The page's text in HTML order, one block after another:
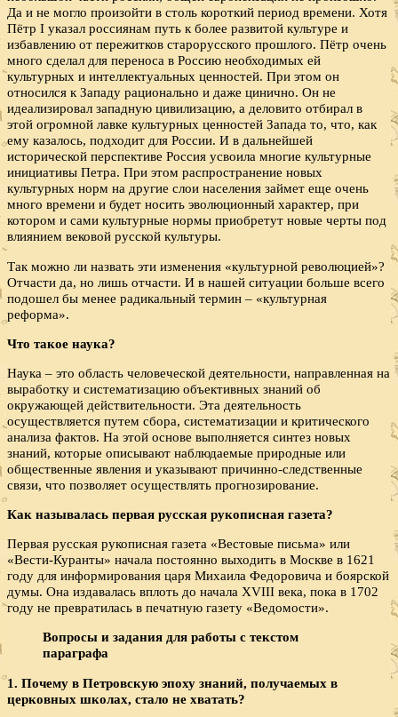
Да и не могло произойти в столь короткий период времени. Хотя
Пётр I указал россиянам путь к более развитой культуре и
избавлению от пережитков старорусского прошлого. Пётр очень
много сделал для переноса в Россию необходимых ей
культурных и интеллектуальных ценностей. При этом он
относился к Западу рационально и даже цинично. Он не
идеализировал западную цивилизацию, а деловито отбирал в
этой огромной лавке культурных ценностей Запада то, что, как
ему казалось, подходит для России. И в дальнейшей
исторической перспективе Россия усвоила многие культурные
инициативы Петра. При этом распространение новых
культурных норм на другие слои населения займет еще очень
много времени и будет носить эволюционный характер, при
котором и сами культурные нормы приобретут новые черты под
влиянием вековой русской культуры.
Так можно ли назвать эти изменения «культурной революцией»?
Отчасти да, но лишь отчасти. И в нашей ситуации больше всего
подошел бы менее радикальный термин – «культурная
реформа».
Что такое наука?
Наука – это область человеческой деятельности, направленная на
выработку и систематизацию объективных знаний об
окружающей действительности. Эта деятельность
осуществляется путем сбора, систематизации и критического
анализа фактов. На этой основе выполняется синтез новых
знаний, которые описывают наблюдаемые природные или
общественные явления и указывают причинно-следственные
связи, что позволяет осуществлять прогнозирование.
Как называлась первая русская рукописная газета?
Первая русская рукописная газета «Вестовые письма» или
«Вести-Куранты» начала постоянно выходить в Москве в 1621
году для информирования царя Михаила Федоровича и боярской
думы. Она издавалась вплоть до начала XVIII века, пока в 1702
году не превратилась в печатную газету «Ведомости».
Вопросы и задания для работы с текстом
параграфа
1. Почему в Петровскую эпоху знаний, получаемых в
церковных школах, стало не хватать?